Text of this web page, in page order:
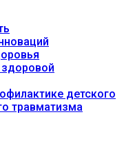
детского
травматизма